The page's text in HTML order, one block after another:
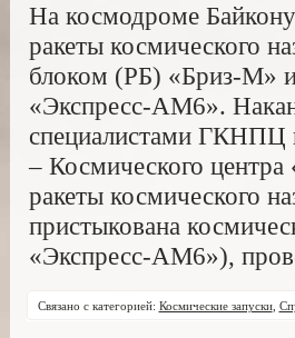
На космодроме
ракеты космического
блоком (РБ) «Бриз-М»
«Экспресс-АМ6».
специалистами
– Космического
ракеты космического
пристыкована
«Экспресс-АМ6»),
Связано с категорией: Космические запуски,